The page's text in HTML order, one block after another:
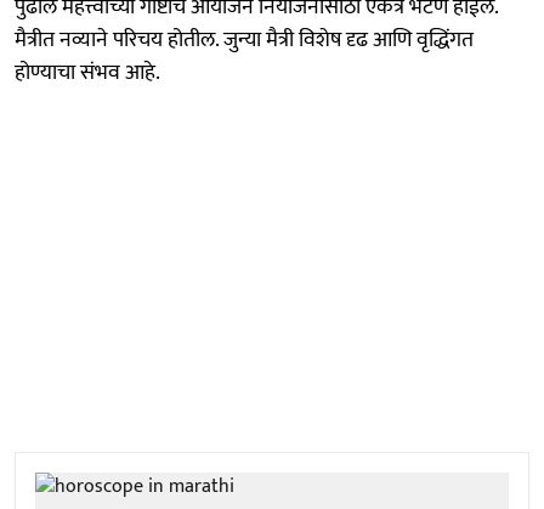
मैत्रीत नव्याने परिचय होतील. जुन्या मैत्री विशेष दृढ आणि वृद्धिंगत
होण्याचा संभव आहे.